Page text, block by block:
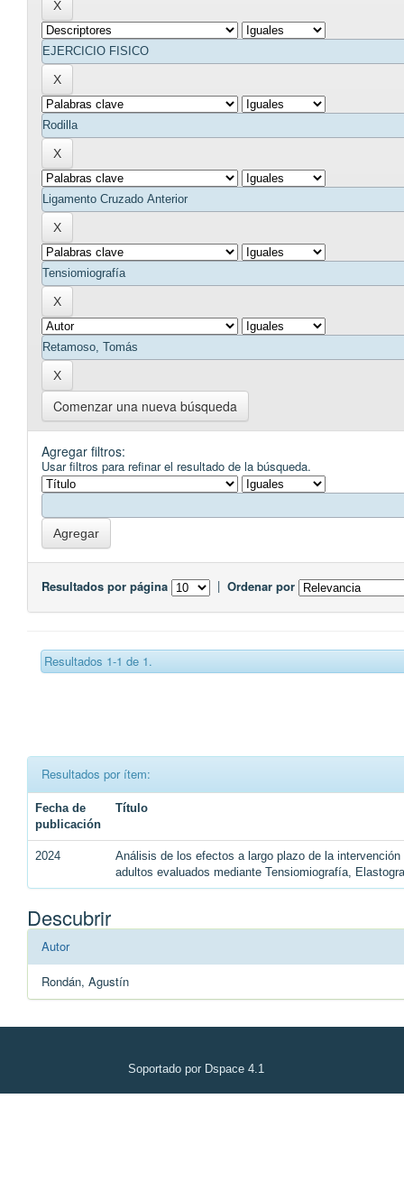
Comenzar una nueva búsqueda
Agregar filtros:
Usar filtros para refinar el resultado de la búsqueda.
Resultados por página | Ordenar por
Resultados 1-1 de 1.
Resultados por ítem:
Fecha de
publicación
Título
2024
Análisis de los efectos a largo plazo de la
adultos evaluados mediante Tensiomiografía,
Descubrir
Autor
Rondán, Agustín
Soportado por Dspace 4.1